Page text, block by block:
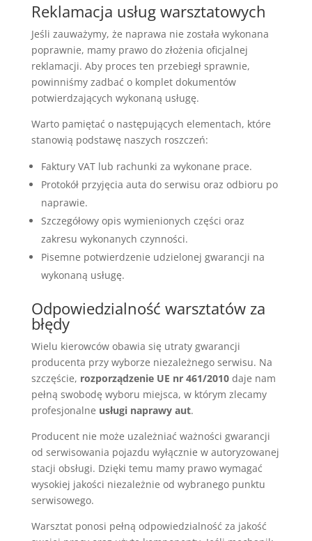
Reklamacja usług warsztatowych
Jeśli zauważymy, że naprawa nie została wykonana
poprawnie, mamy prawo do złożenia oficjalnej
reklamacji. Aby proces ten przebiegł sprawnie,
powinniśmy zadbać o komplet dokumentów
potwierdzających wykonaną usługę.
Warto pamiętać o następujących elementach, które
stanowią podstawę naszych roszczeń:
Faktury VAT lub rachunki za wykonane prace.
Protokół przyjęcia auta do serwisu oraz odbioru po
naprawie.
Szczegółowy opis wymienionych części oraz
zakresu wykonanych czynności.
Pisemne potwierdzenie udzielonej gwarancji na
wykonaną usługę.
Odpowiedzialność warsztatów za
błędy
Wielu kierowców obawia się utraty gwarancji
producenta przy wyborze niezależnego serwisu. Na
szczęście, rozporządzenie UE nr 461/2010daje nam
pełną swobodę wyboru miejsca, w którym zlecamy
profesjonalne usługi naprawy aut.
Producent nie może uzależniać ważności gwarancji
od serwisowania pojazdu wyłącznie w autoryzowanej
stacji obsługi. Dzięki temu mamy prawo wymagać
wysokiej jakości niezależnie od wybranego punktu
serwisowego.
Warsztat ponosi pełną odpowiedzialność za jakość